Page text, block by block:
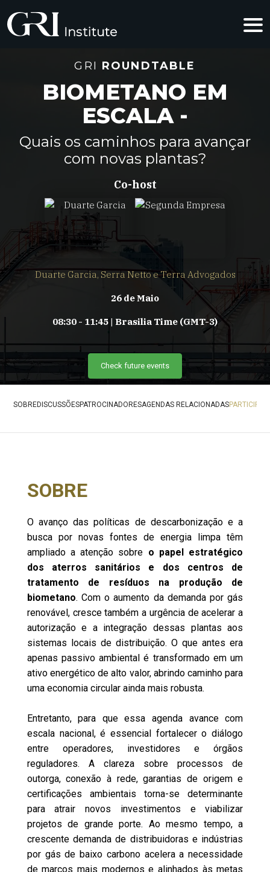
GRI ROUNDTABLE
BIOMETANO EM
ESCALA -
Quais os caminhos para avançar
com novas plantas?
Co-host
Duarte Garcia, Serra Netto e Terra Advogados
26 de Maio
08:30 - 11:45 | Brasilia Time (GMT-3)
Check future events
SOBREDISCUSSÕESPATROCINADORESAGENDAS RELACIONADAS
SOBRE
O avanço das políticas de descarbonização e a
busca por novas fontes de energia limpa têm
ampliado a atenção sobre o papel estratégico
dos aterros sanitários e dos centros de
tratamento de resíduos na produção de
biometano. Com o aumento da demanda por gás
renovável, cresce também a urgência de acelerar a
autorização e a integração dessas plantas aos
sistemas locais de distribuição. O que antes era
apenas passivo ambiental é transformado em um
ativo energético de alto valor, abrindo caminho para
uma economia circular ainda mais robusta.
Entretanto, para que essa agenda avance com
escala nacional, é essencial fortalecer o diálogo
entre operadores, investidores e órgãos
reguladores. A clareza sobre processos de
outorga, conexão à rede, garantias de origem e
certificações ambientais torna-se determinante
para atrair novos investimentos e viabilizar
projetos de grande porte. Ao mesmo tempo, a
crescente demanda de distribuidoras e indústrias
por gás de baixo carbono acelera a necessidade
de marcos mais modernos e alinhados às metas